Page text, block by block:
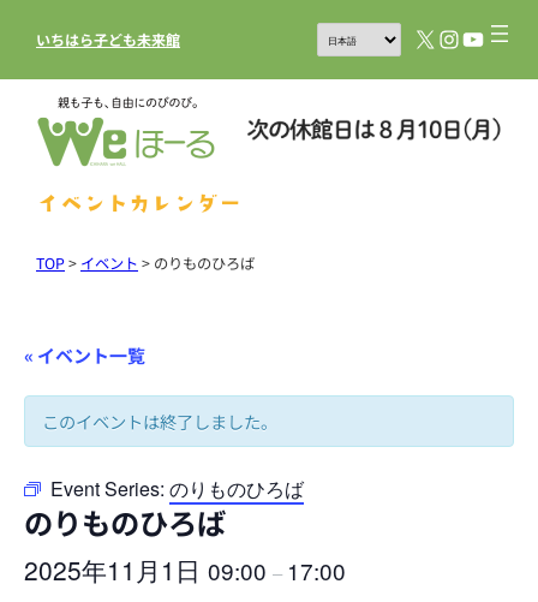
いちはら子ども未来館 X Instagram
YouTube
イベントカレンダー
TOP> イベント > のりものひろば
« イベント一覧
このイベントは終了しました。
Event Series: のりものひろば
のりものひろば
2025年11月1日 09:00 – 17:00